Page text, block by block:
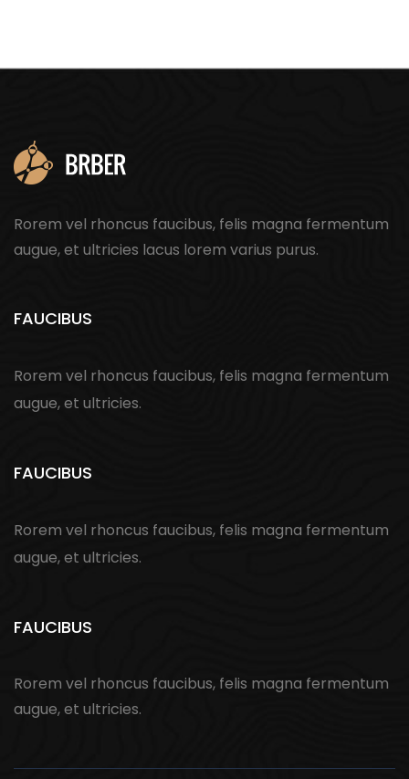
Rorem vel rhoncus faucibus, felis magna fermentum
augue, et ultricies lacus lorem varius purus.
FAUCIBUS
Rorem vel rhoncus faucibus, felis magna fermentum
augue, et ultricies.
FAUCIBUS
Rorem vel rhoncus faucibus, felis magna fermentum
augue, et ultricies.
FAUCIBUS
Rorem vel rhoncus faucibus, felis magna fermentum
augue, et ultricies.